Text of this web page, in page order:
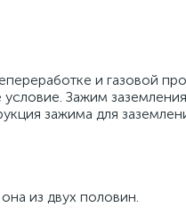
и газовой
условие. Зажим
зажима для
из двух половин.